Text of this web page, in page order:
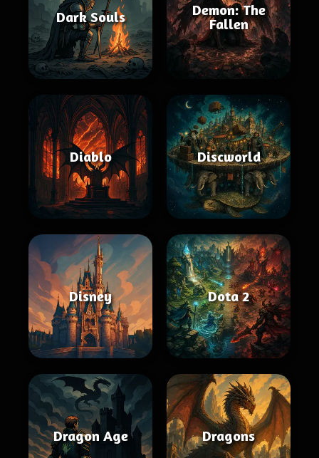
Dark Souls
Demon: The
Fallen
Diablo Discworld
Disney Dota 2
Dragon Age Dragons